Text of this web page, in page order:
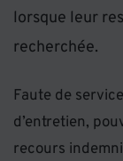
lorsque leur
recherchée.
Faute de
d’entretien,
recours